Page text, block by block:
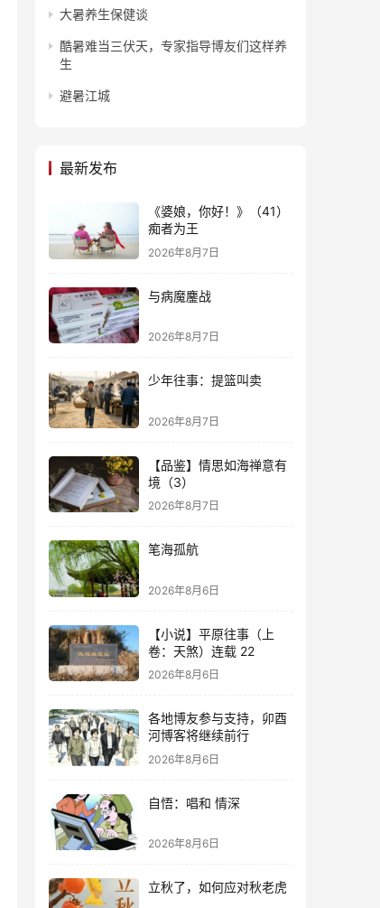
大暑养生保健谈
酷暑难当三伏天，专家指导博友们这样养
生
避暑江城
最新发布
《婆娘，你好！》（41）
痴者为王
2026年8月7日
与病魔鏖战
2026年8月7日
少年往事：提篮叫卖
2026年8月7日
【品鉴】情思如海禅意有
境（3）
2026年8月7日
笔海孤航
2026年8月6日
【小说】平原往事（上
卷：天煞）连载 22
2026年8月6日
各地博友参与支持，卯酉
河博客将继续前行
2026年8月6日
自悟：唱和 情深
2026年8月6日
立秋了，如何应对秋老虎